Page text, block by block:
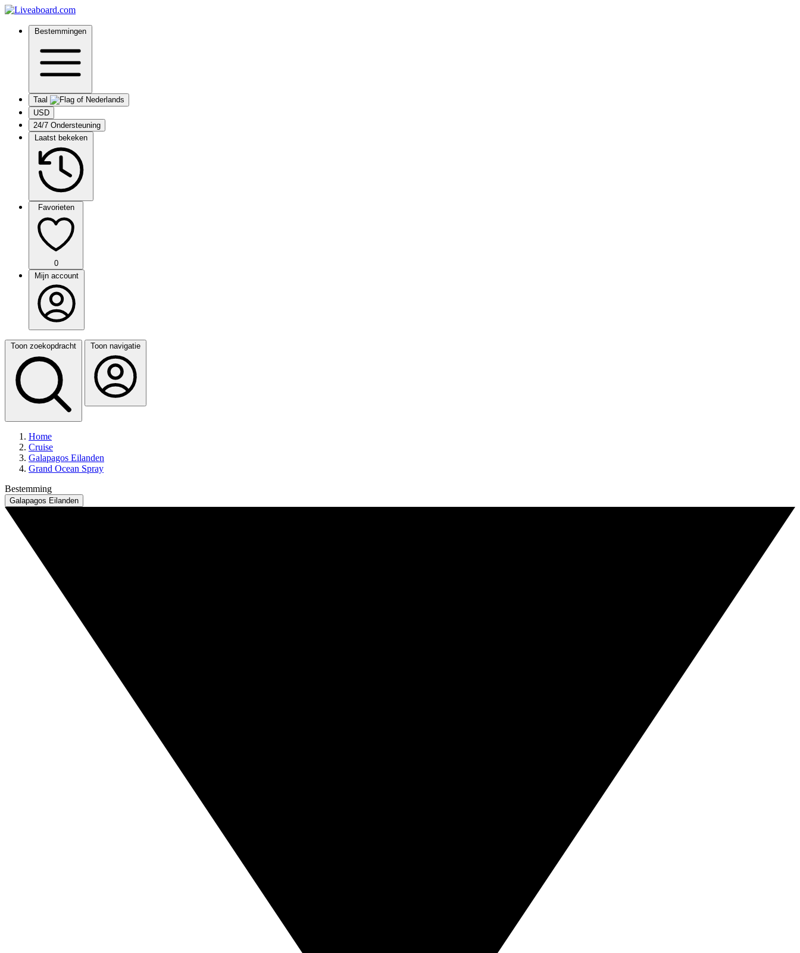
Bestemmingen
Taal
USD
24/7 Ondersteuning
Laatst bekeken
Favorieten
0
Mijn account
Toon zoekopdracht Toon navigatie
Home
Cruise
Galapagos Eilanden
Grand Ocean Spray
Bestemming
Galapagos Eilanden